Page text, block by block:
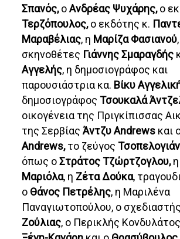
Σπανός,οΑνδρέας Ψυχάρης,ο
Τερζόπουλος,ο εκδότης κ.
Μαραβέλιας, η Μαρίζα Φασιανού
σκηνοθέτες Γιάννης Σμαραγδής
Αγγελής, η δημοσιογράφος και
παρουσιάστρια κα. Βίκυ
δημοσιογράφοςΤσουκαλά
οικογένεια της Πριγκίπισσας
της ΣερβίαςΆντζυ Andrews και
Andrews,το ζεύγος
όπως οΣτράτος Τζώρτζογλου,
Μαριόλα, η Ζέτα Δούκα,
ο Θάνος Πετρέλης, η Μαριλένα
Παναγιωτοπούλου, ο σχεδιαστής
Ζούλιας, ο Περικλής